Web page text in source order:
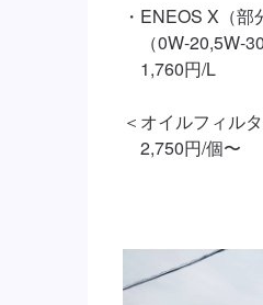
・ENEOS X（
（0W-20,5W-
1,760円/L
＜オイルフィル
2,750円/個〜